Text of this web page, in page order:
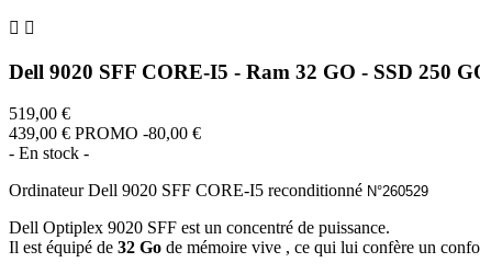
 
Dell 9020 SFF CORE-I5 - Ram 32 GO - SSD 250
519,00 €
439,00 € PROMO -80,00 €
- En stock -
Ordinateur Dell 9020 SFF CORE-I5 reconditionné N°260529
Dell Optiplex 9020 SFF est un concentré de puissance.
Il est équipé de 32 Go de mémoire vive , ce qui lui confère un